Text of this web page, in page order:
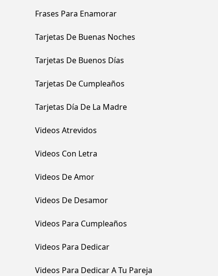
Frases Para Enamorar
Tarjetas De Buenas Noches
Tarjetas De Buenos Días
Tarjetas De Cumpleaños
Tarjetas Día De La Madre
Videos Atrevidos
Videos Con Letra
Videos De Amor
Videos De Desamor
Videos Para Cumpleaños
Videos Para Dedicar
Videos Para Dedicar A Tu Pareja